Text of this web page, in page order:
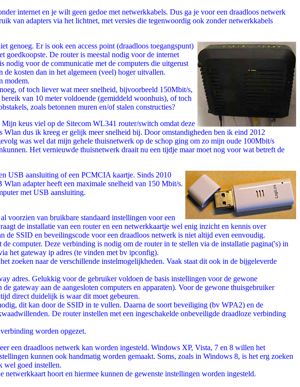
internet en je wilt geen gedoe met netwerkkabels. Dus ga je voor een draadloos netwerk
van adapters via het lichtnet, met versies die tegenwoordig ook zonder netwerkkabels
genoeg. Er is ook een access point (draadloos toegangspunt)
goedkoopste. De router is meestal nodig voor de internet
nodig voor de communicatie met de computers die uitgerust
kosten dan in het algemeen (veel) hoger uitvallen.
modem.
of toch liever wat meer snelheid, bijvoorbeeld 150Mbit/s,
van 10 meter voldoende (gemiddeld woonhuis), of toch
zoals betonnen muren en/of stalen constructies?
keus viel op de Sitecom WL341 router/switch omdat deze
dus ik kreeg er gelijk meer snelheid bij. Door omstandigheden ben ik eind 2012
was wel dat mijn gehele thuisnetwerk op de schop ging om zo mijn oude 100Mbit/s
Het vernieuwde thuisnetwerk draait nu een tijdje maar moet nog voor wat betreft de
USB aansluiting of een PCMCIA kaartje. Sinds 2010
adapter heeft een maximale snelheid van 150 Mbit/s.
met USB aansluiting.
voorzien van bruikbare standaard instellingen voor een
de installatie van een router en een netwerkkaartje wel enig inzicht en kennis over
SSID en beveilingscode voor een draadloos netwerk is niet altijd even eenvoudig.
computer. Deze verbinding is nodig om de router in te stellen via de installatie pagina('s) in
het gateway ip adres (te vinden met bv ipconfig).
zoeken naar de verschillende instelmogelijkheden. Vaak staat dit ook in de bijgeleverde
adres. Gelukkig voor de gebruiker voldoen de basis instellingen voor de gewone
gateway aan de aangesloten computers en apparaten). Voor de gewone thuisgebruiker
direct duidelijk is waar dit moet gebeuren.
dit kan door de SSID in te vullen. Daarna de soort beveiliging (bv WPA2) en de
De router instellen met een ingeschakelde onbeveiligde draadloze verbinding
worden opgezet.
een draadloos netwerk kan worden ingesteld. Windows XP, Vista, 7 en 8 willen het
kunnen ook handmatig worden gemaakt. Soms, zoals in Windows 8, is het erg zoeken
wel goed instellen.
hoort en hiermee kunnen de gewenste instellingen worden ingesteld.